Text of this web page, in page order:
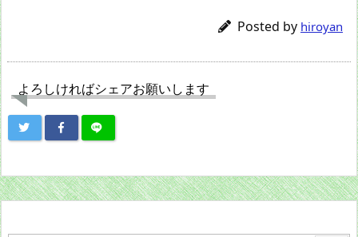
Posted by hiroyan
よろしければシェアお願いします